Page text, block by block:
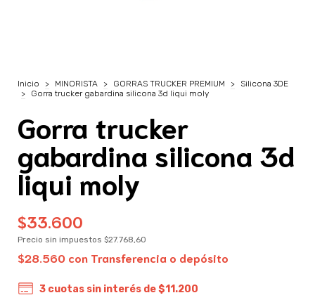
Inicio > MINORISTA > GORRAS TRUCKER PREMIUM >
Silicona 3DE
>
Gorra trucker gabardina silicona 3d liqui moly
Gorra trucker
gabardina silicona 3d
liqui moly
$33.600
Precio sin impuestos $27.768,60
$28.560 con Transferencia o depósito
3 cuotas sin interés de$11.200